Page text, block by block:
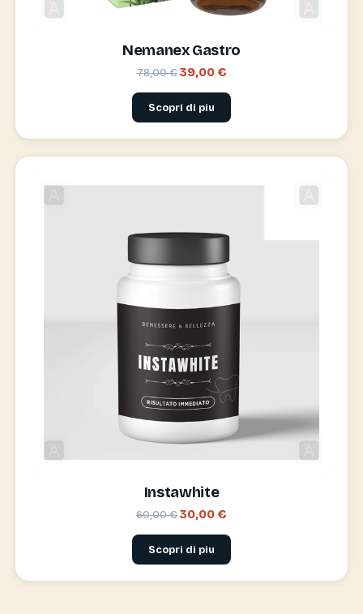
Nemanex Gastro
78,00 €39,00 €
Scopri di piu
Instawhite
60,00 € 30,00 €
Scopri di piu